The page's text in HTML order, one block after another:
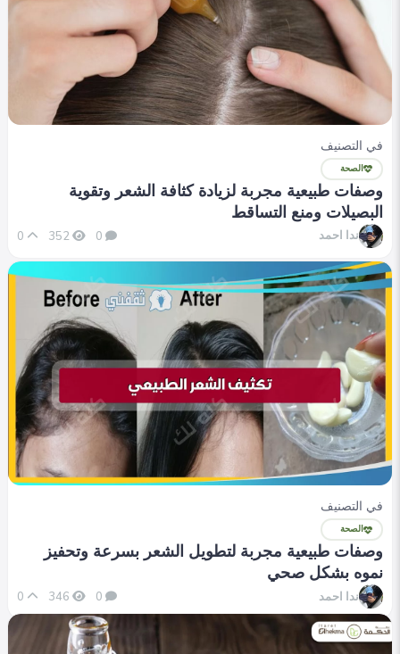
في التصنيف
الصحة
وصفات طبيعية مجربة لزيادة كثافة الشعر وتقوية
البصيلات ومنع التساقط
ندا احمد 0
352
في التصنيف
الصحة
وصفات طبيعية مجربة لتطويل الشعر بسرعة وتحفيز
نموه بشكل صحي
ندا احمد 0
346